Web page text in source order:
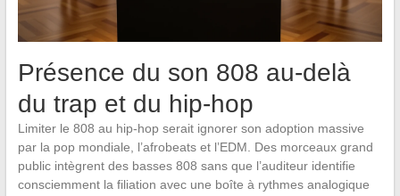
Présence du son 808 au-delà
du trap et du hip-hop
Limiter le 808 au hip-hop serait ignorer son adoption massive
par la pop mondiale, l’afrobeats et l’EDM. Des morceaux grand
public intègrent des basses 808 sans que l’auditeur identifie
consciemment la filiation avec une boîte à rythmes analogique